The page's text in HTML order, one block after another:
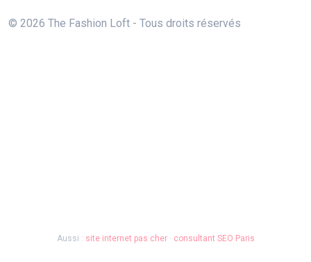
© 2026 The Fashion Loft - Tous droits réservés
Aussi : site internet pas cher· consultant SEO Paris